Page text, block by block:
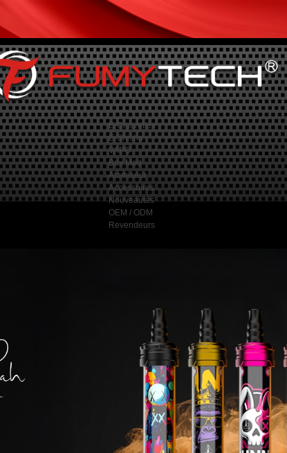
E-Cigarettes
E-Shisha
VAPO
Box Mod
Atomiseur
Accessoires
Nouveautés
OEM / ODM
Revendeurs